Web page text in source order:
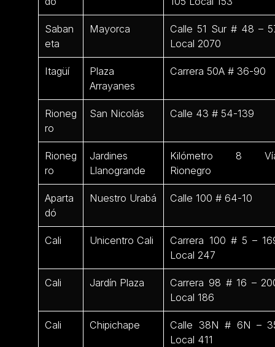
Saban
eta
Mayorca
Calle 51 Sur # 48 –
Local 2070
Itagüí
Plaza
Arrayanes
Carrera 50A # 36-90
Rioneg
ro
San Nicolás Calle 43 # 54-139
Rioneg
ro
Jardines
Llanogrande
Kilómetro 8
Rionegro
Aparta
dó
Nuestro Urabá Calle 100 # 64-10
Cali Unicentro Cali
Carrera 100 # 5 –
Local 247
Cali Jardín Plaza
Carrera 98 # 16 –
Local 186
Cali Chipichape
Calle 38N # 6N –
Local 411